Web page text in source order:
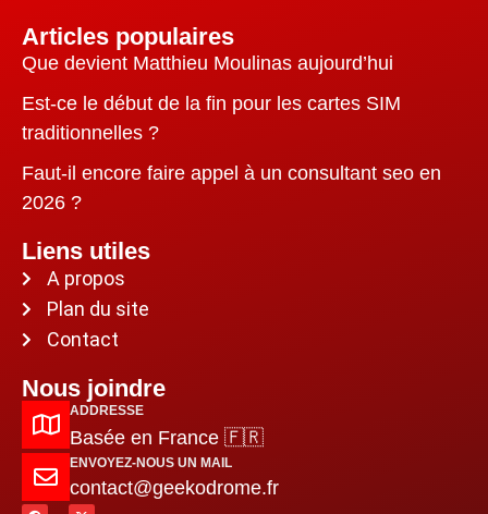
Articles populaires
Que devient Matthieu Moulinas aujourd’hui
Est-ce le début de la fin pour les cartes SIM
traditionnelles ?
Faut-il encore faire appel à un consultant seo en
2026 ?
Liens utiles
A propos
Plan du site
Contact
Nous joindre
ADDRESSE
Basée en France 🇫🇷
ENVOYEZ-NOUS UN MAIL
contact@geekodrome.fr